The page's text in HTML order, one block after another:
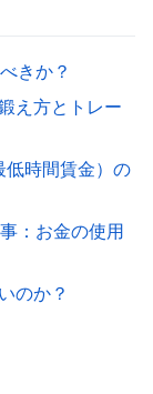
きか？
え方とトレー
低時間賃金）の
：お金の使用
のか？